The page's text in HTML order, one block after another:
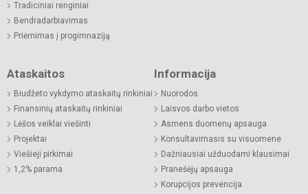
Tradiciniai renginiai
Bendradarbiavimas
Priėmimas į progimnaziją
Ataskaitos
Biudžeto vykdymo ataskaitų rinkiniai
Finansinių ataskaitų rinkiniai
Lėšos veiklai viešinti
Projektai
Viešieji pirkimai
1,2% parama
Informacija
Nuorodos
Laisvos darbo vietos
Asmens duomenų apsauga
Konsultavimasis su visuomene
Dažniausiai užduodami klausimai
Pranešėjų apsauga
Korupcijos prevencija